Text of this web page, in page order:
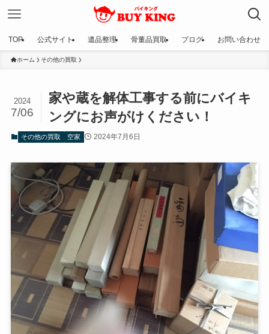
TOP 公式サイト 遺品整理 骨董品買取 ブログ お問い合わせ
ホーム その他の買取
家や蔵を解体工事する前にバイキ
ングにお声がけください！
2024
7/06
その他の買取 空家 2024年7月6日